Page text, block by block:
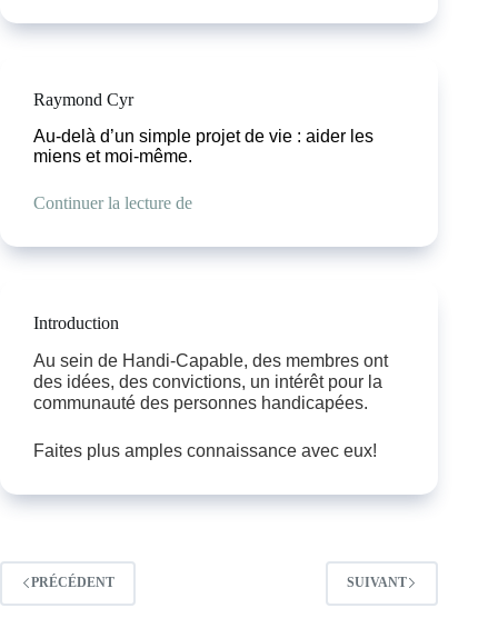
Raymond Cyr
Au-delà d’un simple projet de vie : aider les
miens et moi-même.
Continuer la lecture de
Introduction
Au sein de Handi-Capable, des membres ont
des idées, des convictions, un intérêt pour la
communauté des personnes handicapées.
Faites plus amples connaissance avec eux!
PRÉCÉDENT SUIVANT